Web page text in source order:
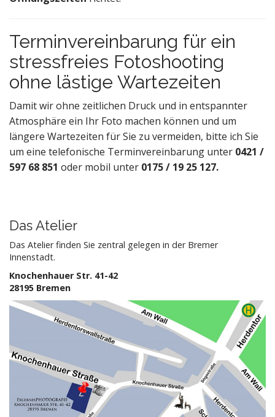
Terminvereinbarung für ein
stressfreies Fotoshooting
ohne lästige Wartezeiten
Damit wir ohne zeitlichen Druck und in entspannter
Atmosphäre ein Ihr Foto machen können und um
längere Wartezeiten für Sie zu vermeiden, bitte ich Sie
um eine telefonische Terminvereinbarung unter 0421 /
597 68 851 oder mobil unter 0175 / 19 25 127.
Das Atelier
Das Atelier finden Sie zentral gelegen in der Bremer
Innenstadt.
Knochenhauer Str. 41-42
28195 Bremen